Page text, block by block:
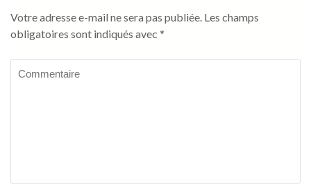
Votre adresse e-mail ne sera pas publiée. Les champs
obligatoires sont indiqués avec *